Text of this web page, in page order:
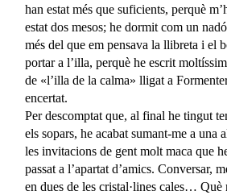
han estat més que suficients, perquè
estat dos mesos; he dormit com un
més del que em pensava la llibreta i el
portar a l’illa, perquè he escrit
de «l’illa de la calma» lligat a
encertat.
Per descomptat que, al final he tingut
els sopars, he acabat sumant-me a una
les invitacions de gent molt maca que
passat a l’apartat d’amics. Conversar,
en dues de les cristal·lines cales… Què